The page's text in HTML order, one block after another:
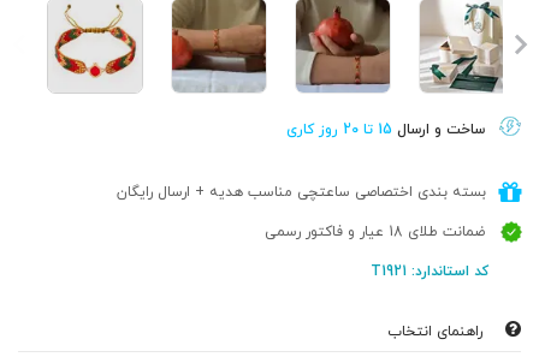
ساخت و ارسال 15 تا 20 روز کاری
بسته بندی اختصاصی ساعتچی مناسب هدیه + ارسال رایگان
ضمانت طلای 18 عیار و فاکتور رسمی
کد استاندارد: T1921
راهنمای انتخاب